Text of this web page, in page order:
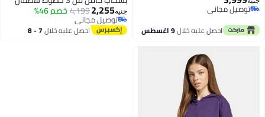
توصيل مجاني
توصيل مجاني
احصل عليه خلال9 اغسطس
جنيه2,255
4,199خصم 46%
توصيل مجاني
توصيل مجانياحصل عليه خلال 7 - 8
اغسطس